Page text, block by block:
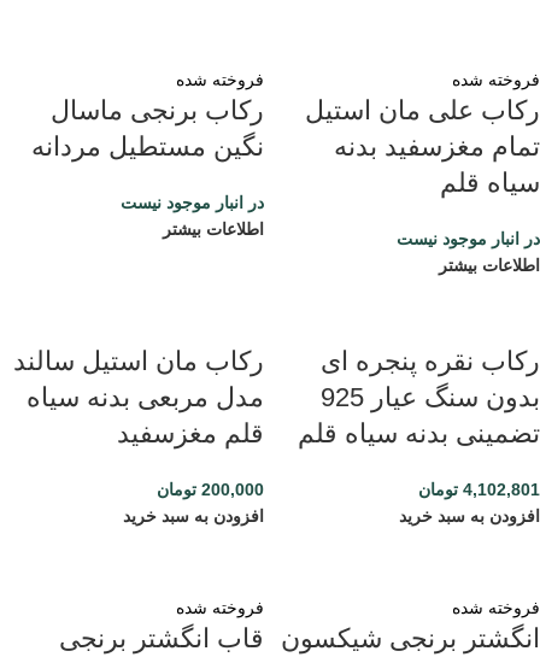
فروخته شده
رکاب علی مان استیل
تمام مغزسفید بدنه
سیاه قلم
در انبار موجود نیست
اطلاعات بیشتر
فروخته شده
رکاب برنجی ماسال
نگین مستطیل مردانه
در انبار موجود نیست
اطلاعات بیشتر
رکاب نقره پنجره ای
بدون سنگ عیار 925
تضمینی بدنه سیاه قلم
4,102,801 تومان
افزودن به سبد خرید
رکاب مان استیل سالند
مدل مربعی بدنه سیاه
قلم مغزسفید
200,000 تومان
افزودن به سبد خرید
فروخته شده
انگشتر برنجی شیکسون
فروخته شده
قاب انگشتر برنجی